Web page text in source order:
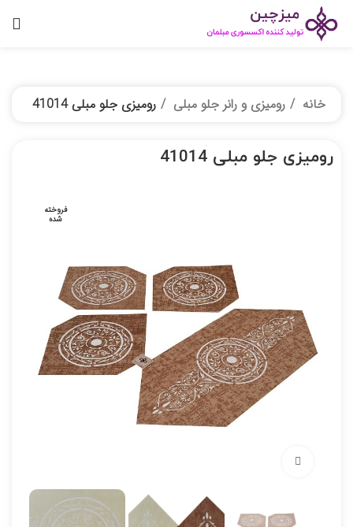
خانه رومیزی و رانر جلو مبلی رومیزی جلو مبلی 41014
رومیزی جلو مبلی 41014
فروخته
شده